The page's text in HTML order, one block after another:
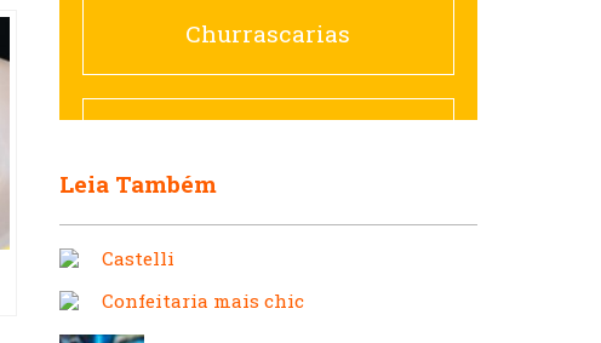
Contemporânea
Espanhola
Churrascarias
Hamburguerias e
Leia Também
Castelli
Confeitaria mais chic